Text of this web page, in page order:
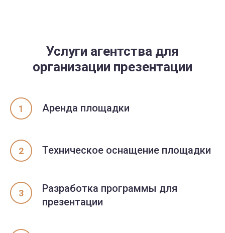
Услуги агентства для
организации презентации
Аренда площадки
Техническое оснащение площадки
Разработка программы для
презентации